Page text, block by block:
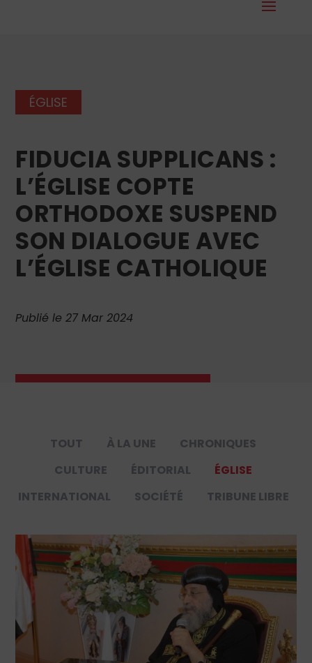
ÉGLISE
FIDUCIA SUPPLICANS :
L’ÉGLISE COPTE
ORTHODOXE SUSPEND
SON DIALOGUE AVEC
L’ÉGLISE CATHOLIQUE
Publié le 27 Mar 2024
TOUT À LA UNE
CHRONIQUES
CULTURE
ÉDITORIAL
ÉGLISE
INTERNATIONAL
SOCIÉTÉ TRIBUNE LIBRE